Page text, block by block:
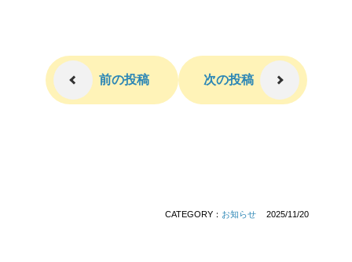
前の投稿 次の投稿
CATEGORY： お知らせ 2025/11/20